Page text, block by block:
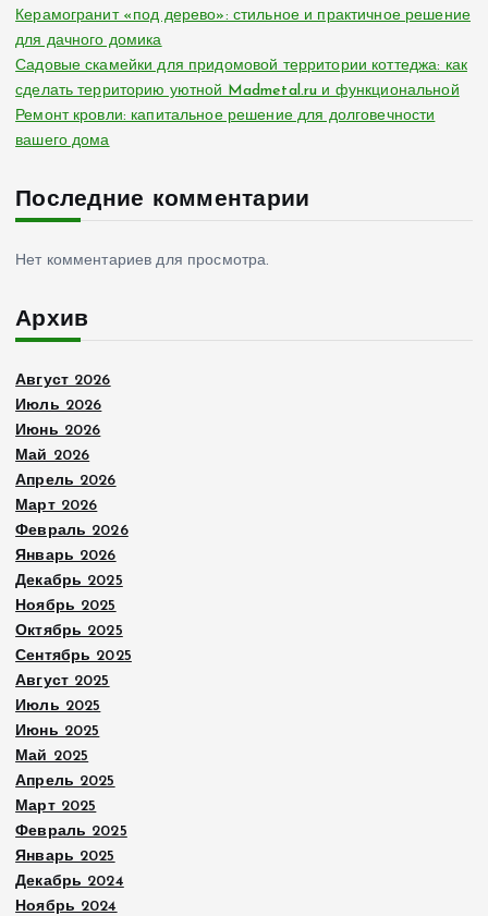
Керамогранит «под дерево»: стильное и практичное решение
для дачного домика
Садовые скамейки для придомовой территории коттеджа: как
сделать территорию уютной Madmetal.ru и функциональной
Ремонт кровли: капитальное решение для долговечности
вашего дома
Последние комментарии
Нет комментариев для просмотра.
Архив
Август 2026
Июль 2026
Июнь 2026
Май 2026
Апрель 2026
Март 2026
Февраль 2026
Январь 2026
Декабрь 2025
Ноябрь 2025
Октябрь 2025
Сентябрь 2025
Август 2025
Июль 2025
Июнь 2025
Май 2025
Апрель 2025
Март 2025
Февраль 2025
Январь 2025
Декабрь 2024
Ноябрь 2024